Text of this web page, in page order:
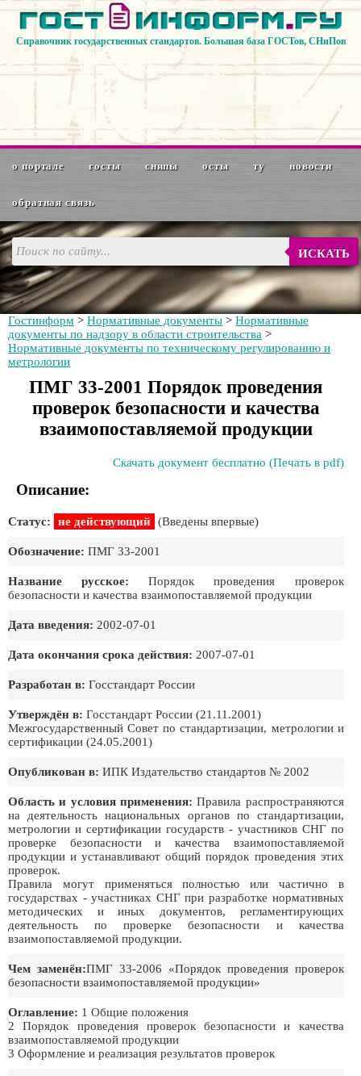
Справочник государственных стандартов. Большая база ГОСТов, СНиПов
о портале госты снипы осты ту новости
обратная связь
ИСКАТЬ
Гостинформ > Нормативные документы > Нормативные
документы по надзору в области строительства >
Нормативные документы по техническому регулированию и
метрологии
ПМГ 33-2001 Порядок проведения
проверок безопасности и качества
взаимопоставляемой продукции
Скачать документ бесплатно (Печать в pdf)
Описание:
Статус: не действующий (Введены впервые)
Обозначение: ПМГ 33-2001
Название русское: Порядок проведения проверок
безопасности и качества взаимопоставляемой продукции
Дата введения: 2002-07-01
Дата окончания срока действия: 2007-07-01
Разработан в: Госстандарт России
Утверждён в: Госстандарт России (21.11.2001)
Межгосударственный Совет по стандартизации, метрологии и
сертификации (24.05.2001)
Опубликован в: ИПК Издательство стандартов № 2002
Область и условия применения: Правила распространяются
на деятельность национальных органов по стандартизации,
метрологии и сертификации государств - участников СНГ по
проверке безопасности и качества взаимопоставляемой
продукции и устанавливают общий порядок проведения этих
проверок.
Правила могут применяться полностью или частично в
государствах - участниках СНГ при разработке нормативных
методических и иных документов, регламентирующих
деятельность по проверке безопасности и качества
взаимопоставляемой продукции.
Чем заменён:ПМГ 33-2006 «Порядок проведения проверок
безопасности взаимопоставляемой продукции»
Оглавление: 1 Общие положения
2 Порядок проведения проверок безопасности и качества
взаимопоставляемой продукции
3 Оформление и реализация результатов проверок